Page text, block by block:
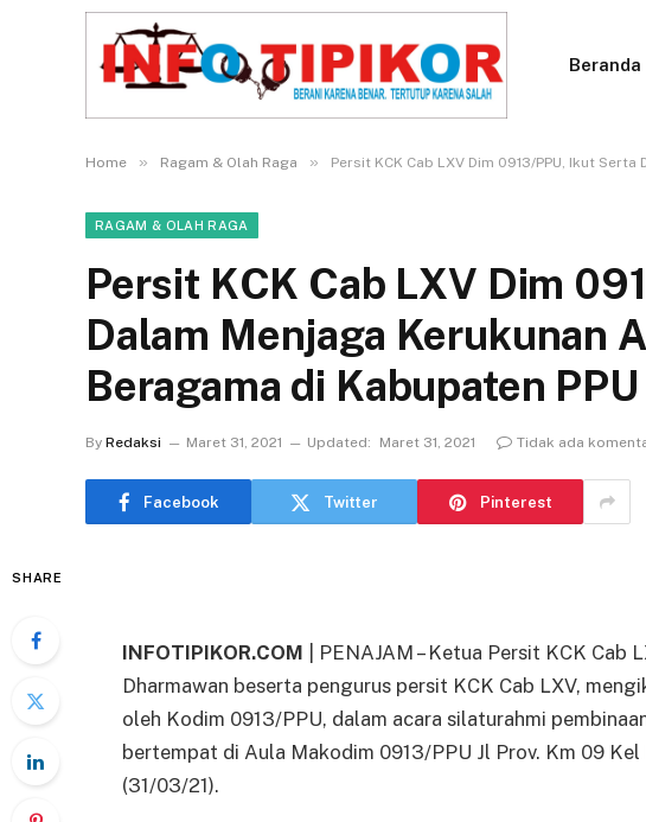
Beranda
Home » Ragam & Olah Raga » Persit KCK Cab LXV Dim 0913/PPU, Ikut
RAGAM & OLAH RAGA
Persit KCK Cab LXV Dim
Dalam Menjaga Kerukunan
Beragama di Kabupaten PPU
By Redaksi Maret 31, 2021 Updated: Maret 31, 2021 Tidak ada
Facebook Twitter Pinterest
SHARE
INFOTIPIKOR.COM
| PENAJAM – Ketua Persit KCK Cab
Dharmawan beserta pengurus persit KCK Cab LXV,
oleh Kodim 0913/PPU, dalam acara silaturahmi
bertempat di Aula Makodim 0913/PPU Jl Prov. Km 09
(31/03/21).